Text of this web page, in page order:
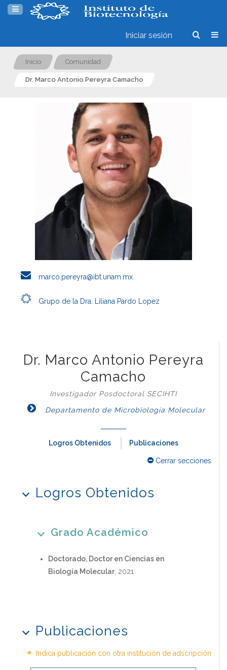
Iniciar sesión
Inicio Comunidad
Dr. Marco Antonio Pereyra Camacho
marco.pereyra@ibt.unam.mx
Grupo de la Dra. Liliana Pardo Lopez
Dr. Marco Antonio Pereyra
Camacho
Investigador Posdoctoral SECIHTI
Departamento de Microbiología Molecular
Logros Obtenidos Publicaciones
Cerrar secciones
Logros Obtenidos
Grado Académico
Doctorado, Doctor en Ciencias en
Biología Molecular, 2021
Publicaciones
* Indica publicación con otra institución de adscripción